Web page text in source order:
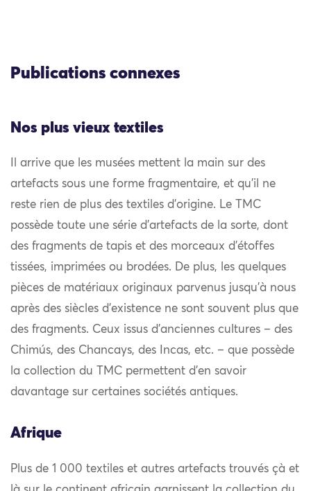
Publications connexes
Nos plus vieux textiles
Il arrive que les musées mettent la main sur des
artefacts sous une forme fragmentaire, et qu’il ne
reste rien de plus des textiles d’origine. Le TMC
possède toute une série d’artefacts de la sorte, dont
des fragments de tapis et des morceaux d’étoffes
tissées, imprimées ou brodées. De plus, les quelques
pièces de matériaux originaux parvenus jusqu’à nous
après des siècles d’existence ne sont souvent plus que
des fragments. Ceux issus d’anciennes cultures – des
Chimús, des Chancays, des Incas, etc. – que possède
la collection du TMC permettent d’en savoir
davantage sur certaines sociétés antiques.
Afrique
Plus de 1 000 textiles et autres artefacts trouvés çà et